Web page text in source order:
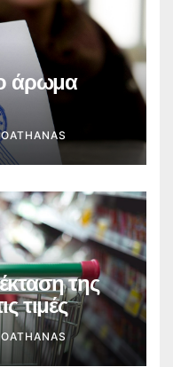
άρωμα
της
τιμές